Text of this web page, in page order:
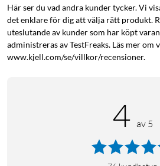
Här ser du vad andra kunder tycker. Vi
det enklare för dig att välja rätt produkt.
uteslutande av kunder som har köpt
administreras av TestFreaks. Läs mer
www.kjell.com/se/villkor/recensioner.
4 av 5